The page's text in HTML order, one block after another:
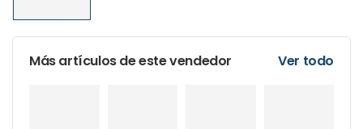
Más artículos de este vendedor Ver todo